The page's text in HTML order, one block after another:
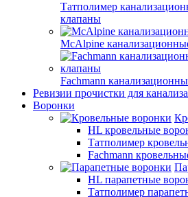
Татполимер
клапаны
McAlpine
Fachmann
Ревизии прочистки для
Воронки
HL кровельные
Татполимер
Fachmann
HL парапетные
Татполимер